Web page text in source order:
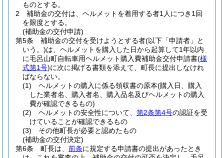
ものとする。
2
補助金の交付は、ヘルメットを着用する者1人につき1回
を限度とする。
(補助金の交付申請)
第5条
補助金の交付を受けようとする者(以下「申請者」と
いう。)は、ヘルメットを購入した日から起算して1年以内
に毛呂山町自転車用ヘルメット購入費補助金交付申請書(様
式第1号)に次に掲げる書類を添えて、町長に提出しなけれ
ばならない。
(1)
ヘルメットの購入に係る領収書の原本(購入日、購入
した業者名、購入者名、購入品名及びヘルメットの購入
費が確認できるもの)
(2)
ヘルメットの安全性について、 第2条第4号の認証を受
けていることが確認できるもの
(3)
その他町長が必要と認めたもの
(補助金の交付決定)
第6条
町長は、 前条に規定する申請書の提出があったとき